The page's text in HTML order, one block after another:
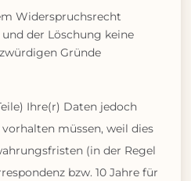
Widerspruchsrecht
der Löschung keine
Gründe
Ihre(r) Daten jedoch
müssen, weil dies
(in der Regel
bzw. 10 Jahre für